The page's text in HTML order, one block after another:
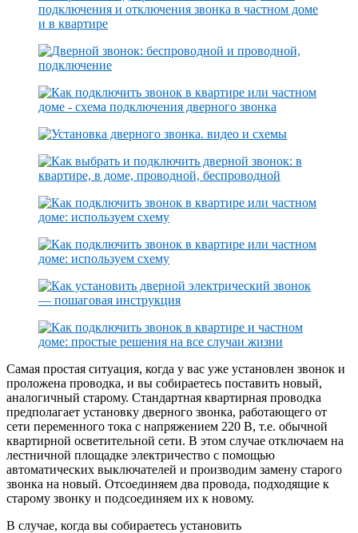
Самая простая ситуация, когда у вас уже установлен звонок и
проложена проводка, и вы собираетесь поставить новый,
аналогичный старому. Стандартная квартирная проводка
предполагает установку дверного звонка, работающего от
сети переменного тока с напряжением 220 В, т.е. обычной
квартирной осветительной сети. В этом случае отключаем на
лестничной площадке электричество с помощью
автоматических выключателей и производим замену старого
звонка на новый. Отсоединяем два провода, подходящие к
старому звонку и подсоединяем их к новому.
В случае, когда вы собираетесь установить